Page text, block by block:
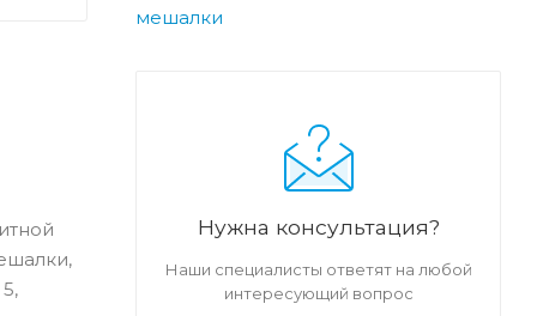
мешалки
Нужна консультация?
Наши специалисты ответят на любой
интересующий вопрос